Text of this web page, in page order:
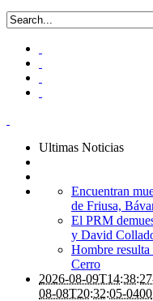
Ultimas Noticias
Encuentran
de Friusa,
El PRM
y David
Hombre
Cerro
2026-08-
08-08T20:32:05-0400